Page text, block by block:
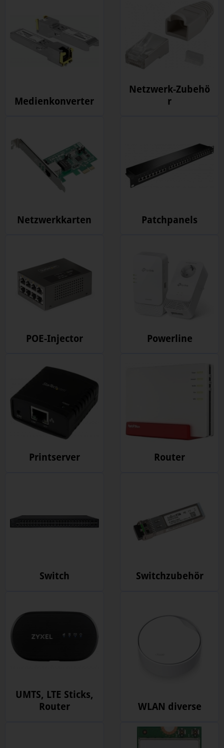
Medienkonverter
Netzwerk-Zubehö
r
Netzwerkkarten Patchpanels
POE-Injector Powerline
Printserver Router
Switch Switchzubehör
UMTS, LTE Sticks,
Router
WLAN diverse